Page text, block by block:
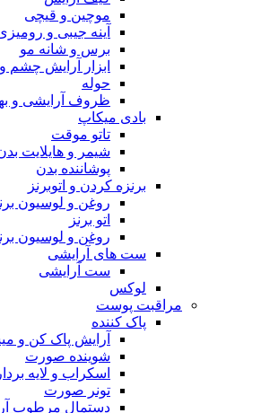
موچین و قیچی
آینه جیبی و
برس و شانه مو
ابزار آرایش چشم و
حوله
ظروف آرایشی و
بادی میکاپ
تاتو موقت
شیمر و هایلایت
پوشاننده بدن
برنزه کردن و اتوبرنز
روغن و لوسیون
اتو برنز
روغن و لوسیون
ست های آرایشی
ست آرایشی
لوکس
مراقبت پوست
پاک کننده
آرایش پاک کن و
شوینده صورت
اسکراب و لایه
تونر صورت
دستمال مرطوب